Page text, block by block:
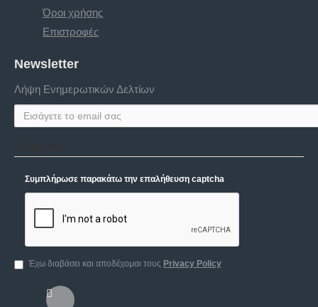
Όροι χρήσης
Επιστροφές
Newsletter
Λήψη Ενημερωτικών Δελτίων
Συμπλήρωσε παρακάτω την επαλήθευση captcha
Έχω διαβάσει και αποδέχομαι τους Privacy Policy